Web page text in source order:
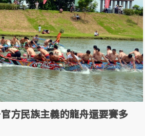
方民族主義的龍舟還要賽多